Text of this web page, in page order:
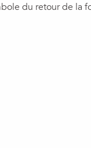
du retour de la